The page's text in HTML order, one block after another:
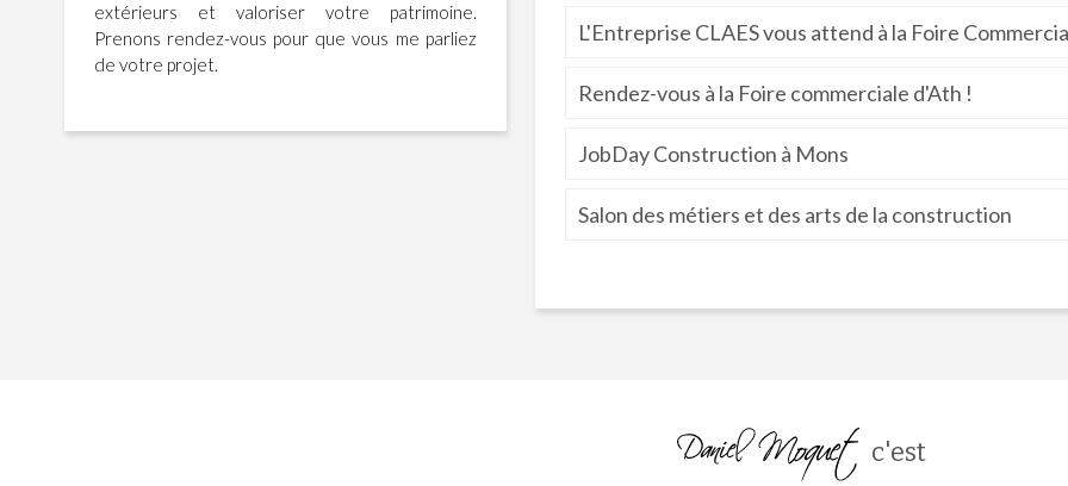
extérieurs et valoriser votre patrimoine.
Prenons rendez-vous pour que vous me parliez
de votre projet.
L'Entreprise CLAES vous attend à la Foire
Rendez-vous à la Foire commerciale d'Ath !
JobDay Construction à Mons
Salon des métiers et des arts de la construction
c'est